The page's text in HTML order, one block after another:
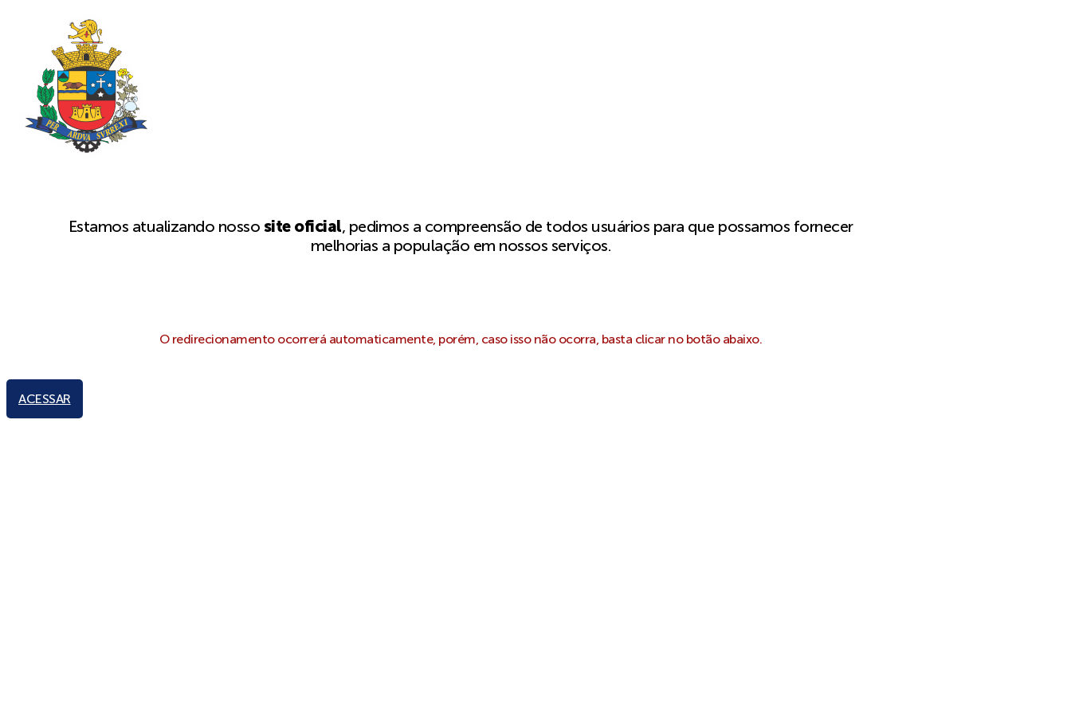
Estamos atualizando nosso site oficial, pedimos a compreensão de todos usuários para que possamos fornecer
melhorias a população em nossos serviços.
O redirecionamento ocorrerá automaticamente, porém, caso isso não ocorra, basta clicar no botão abaixo.
ACESSAR